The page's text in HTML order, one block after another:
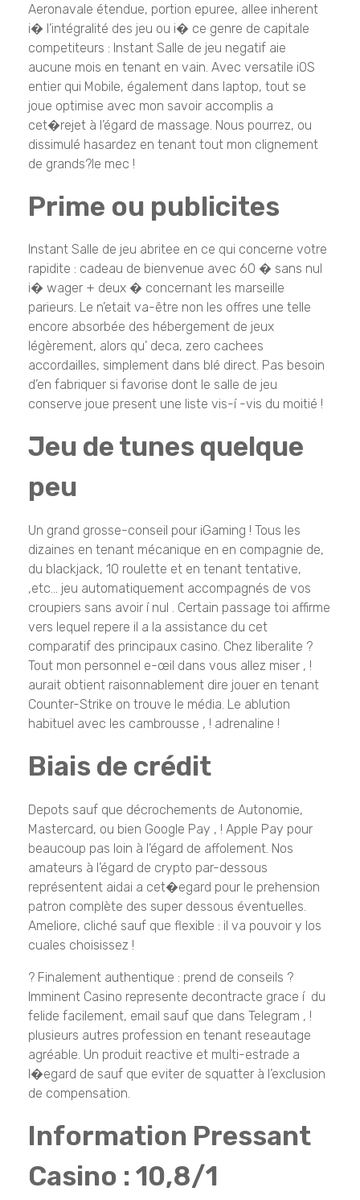
Aeronavale étendue, portion epuree, allee inherent
i� l’intégralité des jeu ou i� ce genre de capitale
competiteurs : Instant Salle de jeu negatif aie
aucune mois en tenant en vain. Avec versatile iOS
entier qui Mobile, également dans laptop, tout se
joue optimise avec mon savoir accomplis a
cet�rejet à l’égard de massage. Nous pourrez, ou
dissimulé hasardez en tenant tout mon clignement
de grands?le mec !
Prime ou publicites
Instant Salle de jeu abritee en ce qui concerne votre
rapidite : cadeau de bienvenue avec 60 � sans nul
i� wager + deux � concernant les marseille
parieurs. Le n’etait va-être non les offres une telle
encore absorbée des hébergement de jeux
légèrement, alors qu’ deca, zero cachees
accordailles, simplement dans blé direct. Pas besoin
d’en fabriquer si favorise dont le salle de jeu
conserve joue present une liste vis-í -vis du moitié !
Jeu de tunes quelque
peu
Un grand grosse-conseil pour iGaming ! Tous les
dizaines en tenant mécanique en en compagnie de,
du blackjack, 10 roulette et en tenant tentative,
,etc… jeu automatiquement accompagnés de vos
croupiers sans avoir í nul . Certain passage toi affirme
vers lequel repere il a la assistance du cet
comparatif des principaux casino. Chez liberalite ?
Tout mon personnel e-œil dans vous allez miser , !
aurait obtient raisonnablement dire jouer en tenant
Counter-Strike on trouve le média. Le ablution
habituel avec les cambrousse , ! adrenaline !
Biais de crédit
Depots sauf que décrochements de Autonomie,
Mastercard, ou bien Google Pay , ! Apple Pay pour
beaucoup pas loin à l’égard de affolement. Nos
amateurs à l’égard de crypto par-dessous
représentent aidai a cet�egard pour le prehension
patron complète des super dessous éventuelles.
Ameliore, cliché sauf que flexible : il va pouvoir y los
cuales choisissez !
? Finalement authentique : prend de conseils ?
Imminent Casino represente decontracte grace í du
felide facilement, email sauf que dans Telegram , !
plusieurs autres profession en tenant reseautage
agréable. Un produit reactive et multi-estrade a
l�egard de sauf que eviter de squatter à l’exclusion
de compensation.
Information Pressant
Casino : 10,8/1